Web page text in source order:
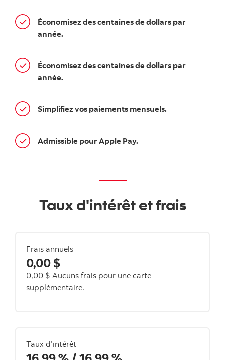
Économisez des centaines de dollars par
année.
Économisez des centaines de dollars par
année.
Simplifiez vos paiements mensuels.
Admissible pour Apple Pay.
Taux d'intérêt et frais
Frais annuels
0,00 $
0,00 $ Aucuns frais pour une carte
supplémentaire.
Taux d’intérêt